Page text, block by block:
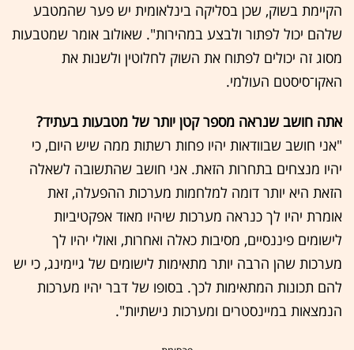
הקיימת בשוק, שכן בסליקה בינלאומית יש פער שהמטבע
שלהם יכול לפתור ולבצע במהירות". שאולוב אומר שמטבעות
מסוג זה יכולים לפתוח את השוק לחלוטין ולשנות את
האקו־סיסטם העולמי.
אתה חושב שנראה מספר קטן יותר של מטבעות בעתיד?
"אני חושב שבוודאות יהיו פחות רשתות ממה שיש היום, כי
יהיו מנצחים בתחרות הזאת. אני חושב שהתשובה לשאלה
הזאת היא יותר דומה למלחמות מערכות ההפעלה, זאת
אומרת יהיו לך כנראה מערכות שיהיו מאוד אפקטיביות
לישומים פיננסיים, מסיבות כאלה ואחרות, ואולי יהיו לך
מערכות שהן הרבה יותר מתאימות לישומים של גיימינג, כי יש
להם תכונות המתאימות לכך. בסופו של דבר יהיו מערכות
הנמצאות במיינסטרים ומערכות נישתיות".